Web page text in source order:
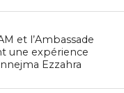
et l’Ambassade
une expérience
Ezzahra